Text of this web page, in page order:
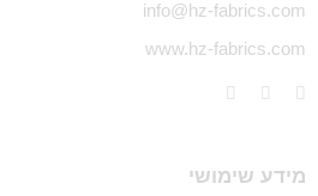
info@hz-fabrics.com
www.hz-fabrics.com
מידע שימושי